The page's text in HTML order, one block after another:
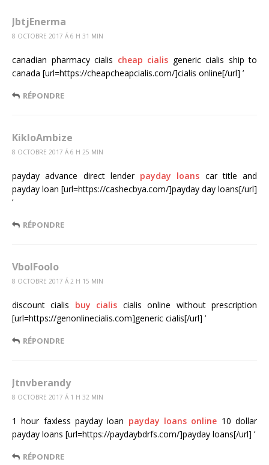
JbtjEnerma
8 OCTOBRE 2017 Á 6 H 31 MIN
canadian pharmacy cialis cheap cialis generic cialis ship to
canada [url=https://cheapcheapcialis.com/]cialis online[/url] ’
RÉPONDRE
KikloAmbize
8 OCTOBRE 2017 Á 6 H 25 MIN
payday advance direct lender payday loans car title and
payday loan [url=https://cashecbya.com/]payday day loans[/url]
’
RÉPONDRE
VbolFoolo
8 OCTOBRE 2017 Á 2 H 15 MIN
discount cialis buy cialis cialis online without prescription
[url=https://genonlinecialis.com]generic cialis[/url] ’
RÉPONDRE
Jtnvberandy
8 OCTOBRE 2017 Á 1 H 32 MIN
1 hour faxless payday loan payday loans online 10 dollar
payday loans [url=https://paydaybdrfs.com/]payday loans[/url] ’
RÉPONDRE